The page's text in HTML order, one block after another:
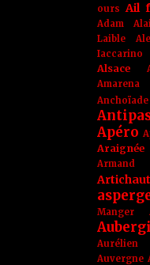
ours Ail
Adam
Laible
Iaccarino
Alsace
Amarena
Anchoïade
Apéro
Armand
Artichaut
Manger
Aurélien
Auvergne